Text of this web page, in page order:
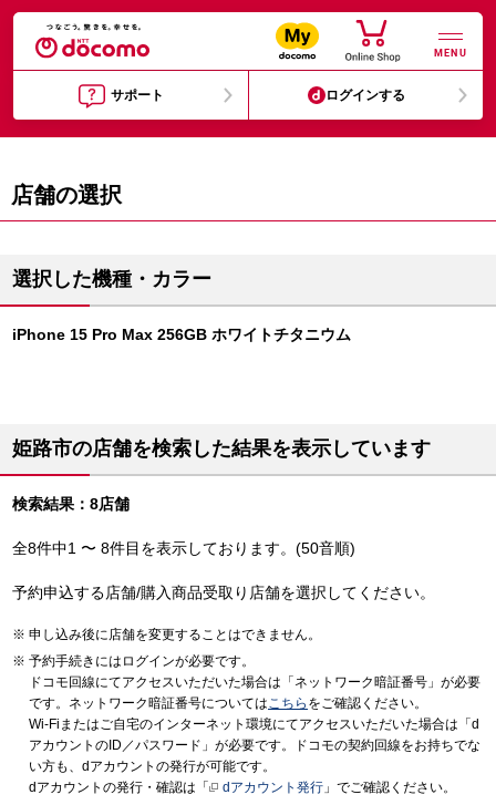
MENU
サポート ログインする
店舗の選択
選択した機種・カラー
iPhone 15 Pro Max 256GB ホワイトチタニウム
姫路市の店舗を検索した結果を表示しています
検索結果：8店舗
全8件中1 〜 8件目を表示しております。(50音順)
予約申込する店舗/購入商品受取り店舗を選択してください。
申し込み後に店舗を変更することはできません。
予約手続きにはログインが必要です。
ドコモ回線にてアクセスいただいた場合は「ネットワーク暗証番号」が必要
です。ネットワーク暗証番号についてはこちら をご確認ください。
Wi-Fiまたはご自宅のインターネット環境にてアクセスいただいた場合は「d
アカウントのID／パスワード」が必要です。ドコモの契約回線をお持ちでな
い方も、dアカウントの発行が可能です。
dアカウントの発行・確認は「
dアカウント発行 」でご確認ください。